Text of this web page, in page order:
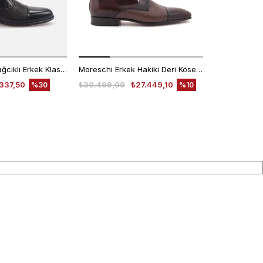
Kemal Tanca Bağcıklı Erkek Klasik Ayakkabı 7453
%30
Moreschi Erkek Hakiki Deri Kösele Taban Kahverengi Klasik Ayakkabı
₺27.449,10
₺30.499,00 %10